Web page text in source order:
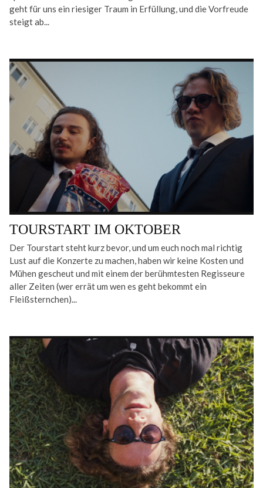
geht für uns ein riesiger Traum in Erfüllung, und die Vorfreude
steigt ab...
TOURSTART IM OKTOBER
Der Tourstart steht kurz bevor, und um euch noch mal richtig
Lust auf die Konzerte zu machen, haben wir keine Kosten und
Mühen gescheut und mit einem der berühmtesten Regisseure
aller Zeiten (wer errät um wen es geht bekommt ein
Fleißsternchen)...